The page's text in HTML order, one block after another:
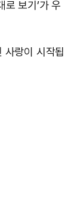
로 보기’가 우
사랑이 시작됩